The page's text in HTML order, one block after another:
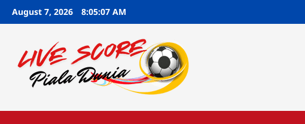
SkipAugust 7, 2026 8:05:08 AM